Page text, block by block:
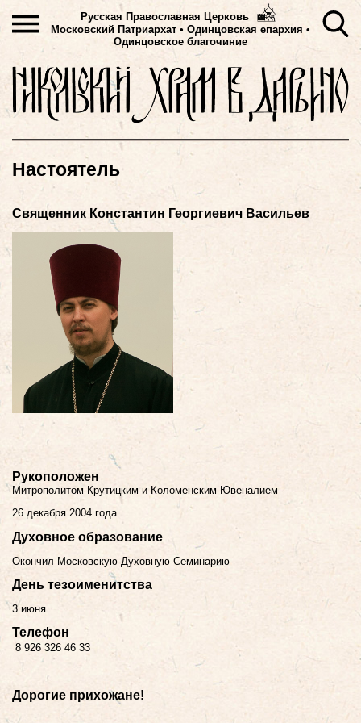
Русская Православная Церковь
Московский Патриархат • Одинцовская епархия •
Одинцовское благочиние
Настоятель
Священник Константин Георгиевич Васильев
Рукоположен
Митрополитом Крутицким и Коломенским Ювеналием
26 декабря 2004 года
Духовное образование
Окончил Московскую Духовную Семинарию
День тезоименитства
3 июня
Телефон
8 926 326 46 33
Дорогие прихожане!